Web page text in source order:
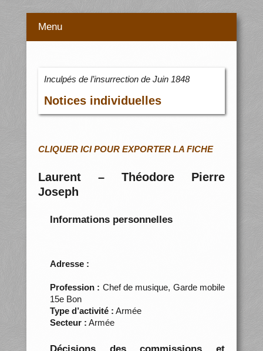
Menu
Inculpés de l’insurrection de Juin 1848
Notices individuelles
CLIQUER ICI POUR EXPORTER LA FICHE
Laurent – Théodore Pierre
Joseph
Informations personnelles
Adresse :
Profession : Chef de musique, Garde mobile
15e Bon
Type d’activité : Armée
Secteur : Armée
Décisions des commissions et